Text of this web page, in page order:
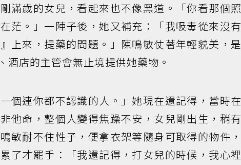
滿歲的女兒，看起來也不像黑道。「你看那個照
茫。」一陣子後，她又補充：「我吸毒從來沒有
上來，提藥的問題。」陳鳴敏仗著年輕貌美，是
店的主管會無止境提供她藥物。
個連你都不認識的人。」她現在還記得，當時在
他命，整個人變得焦躁不安，女兒剛出生，稍有
敏耐不住性子，便拿衣架等隨身可取得的物件，
了才罷手：「我還記得，打女兒的時候，我心裡